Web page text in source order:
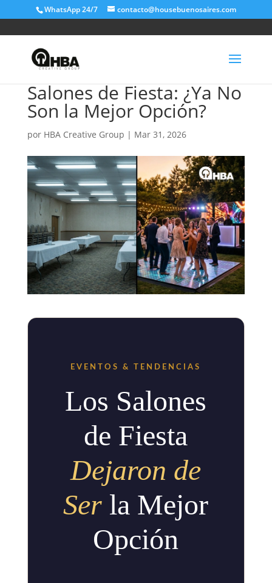
WhatsApp 24/7 contacto@housebuenosaires.com
Salones de Fiesta: ¿Ya No
Son la Mejor Opción?
por HBA Creative Group | Mar 31, 2026
EVENTOS & TENDENCIAS
Los Salones
de Fiesta
Dejaron de
Ser la Mejor
Opción